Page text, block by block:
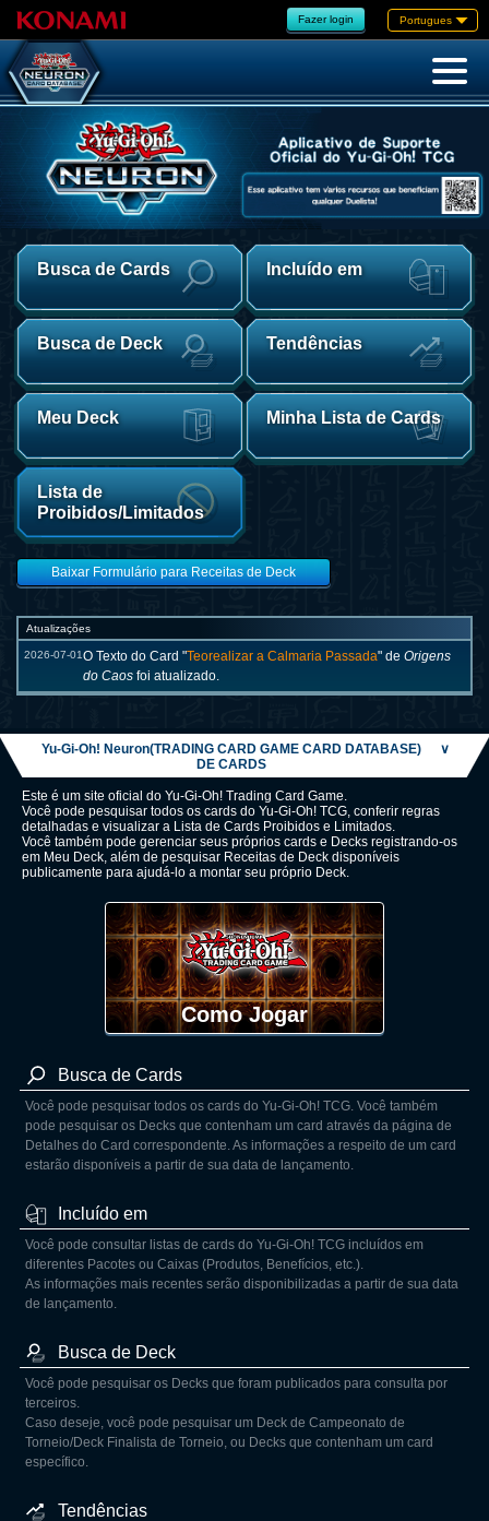
Fazer login Portugues
Busca de Cards Incluído em
Busca de Deck Tendências
Meu Deck Minha Lista de Cards
Lista de
Proibidos/Limitados
Baixar Formulário para Receitas de Deck
Atualizações
2026-07-01O Texto do Card "Teorealizar a Calmaria Passada" de Origens
do Caos foi atualizado.
Yu-Gi-Oh! Neuron(TRADING CARD GAME CARD DATABASE)
DE CARDS
∨
Este é um site oficial do Yu-Gi-Oh! Trading Card Game.
Você pode pesquisar todos os cards do Yu-Gi-Oh! TCG, conferir regras
detalhadas e visualizar a Lista de Cards Proibidos e Limitados.
Você também pode gerenciar seus próprios cards e Decks registrando-os
em Meu Deck, além de pesquisar Receitas de Deck disponíveis
publicamente para ajudá-lo a montar seu próprio Deck.
Como Jogar
Busca de Cards
Você pode pesquisar todos os cards do Yu-Gi-Oh! TCG. Você também
pode pesquisar os Decks que contenham um card através da página de
Detalhes do Card correspondente. As informações a respeito de um card
estarão disponíveis a partir de sua data de lançamento.
Incluído em
Você pode consultar listas de cards do Yu-Gi-Oh! TCG incluídos em
diferentes Pacotes ou Caixas (Produtos, Benefícios, etc.).
As informações mais recentes serão disponibilizadas a partir de sua data
de lançamento.
Busca de Deck
Você pode pesquisar os Decks que foram publicados para consulta por
terceiros.
Caso deseje, você pode pesquisar um Deck de Campeonato de
Torneio/Deck Finalista de Torneio, ou Decks que contenham um card
específico.
Tendências